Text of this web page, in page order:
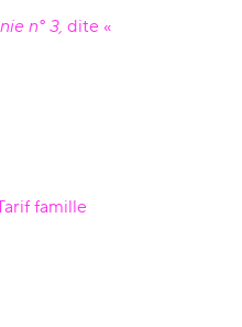
n° 3, dite «
famille